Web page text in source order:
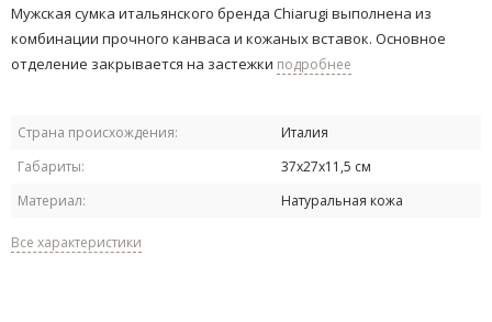
Мужская сумка итальянского бренда Chiarugi выполнена из
комбинации прочного канваса и кожаных вставок​. Основное
отделение закрывается на застежки подробнее
Страна происхождения:
Италия
Габариты:
37х27х11,5 см
Материал:
Натуральная кожа
Все характеристики